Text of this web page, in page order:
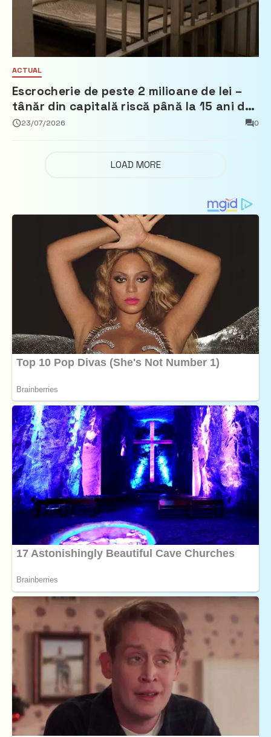
ACTUAL
Escrocherie de peste 2 milioane de lei –
tânăr din capitală riscă până la 15 ani de
închisoare
23/07/2026 0
LOAD MORE